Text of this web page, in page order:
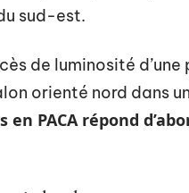
sud-est.
de luminosité
orienté nord dans
en PACA répond